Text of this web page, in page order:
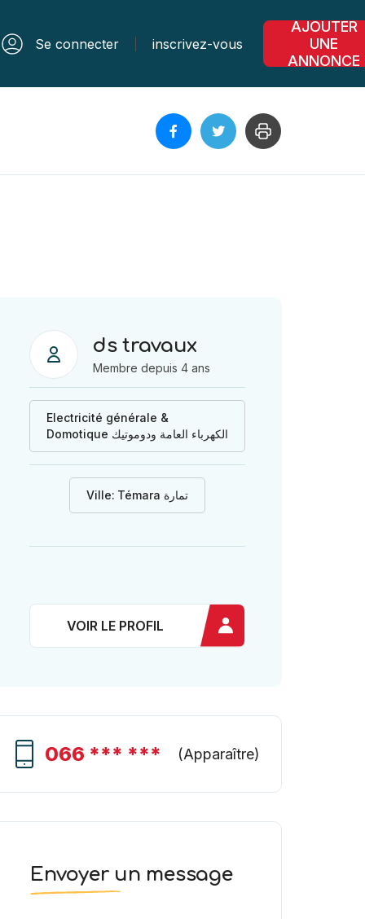
Se connecter inscrivez-vous
AJOUTER
UNE
ANNONCE
ds travaux
Membre depuis 4 ans
Electricité générale &
Domotique الكهرباء العامة ودوموتيك
Ville: Témara تمارة
VOIR LE PROFIL
066 *** *** (Apparaître)
Envoyer un message